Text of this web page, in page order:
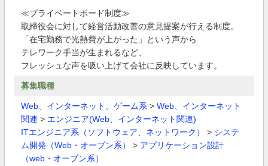
≪プライベートボード制度≫
取締役会に対して経営活動改善の意見提案が行える制度。
「在宅勤務で光熱費が上がった」という声から
テレワーク手当が生まれるなど、
フレッシュな声を吸い上げて会社に反映しています。
募集職種
Web、インターネット、ゲーム系 > Web、インターネット
関連 > エンジニア(Web、インターネット関連)
ITエンジニア系（ソフトウェア、ネットワーク）
> システ
ム開発（Web・オープン系）
> アプリケーション設計
（web・オープン系）